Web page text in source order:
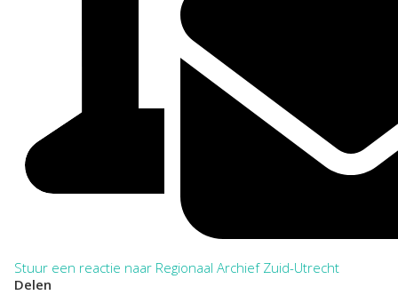
Stuur een reactie naar Regionaal Archief Zuid-Utrecht
Delen